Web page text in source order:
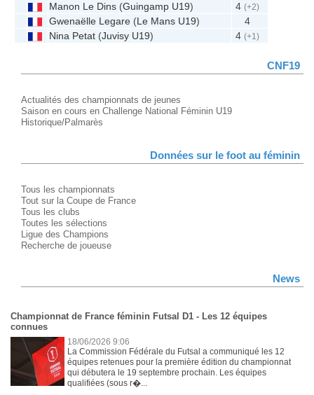
Manon Le Dins (Guingamp U19) 4(+2)
Gwenaëlle Legare (Le Mans U19)
4
Nina Petat (Juvisy U19) 4(+1)
CNF19
Actualités des championnats de jeunes
Saison en cours en Challenge National Féminin U19
Historique/Palmarès
Données sur le foot au féminin
Tous les championnats
Tout sur la Coupe de France
Tous les clubs
Toutes les sélections
Ligue des Champions
Recherche de joueuse
News
Championnat de France féminin Futsal D1 - Les 12 équipes
connues
18/06/2026 9:06
La Commission Fédérale du Futsal a communiqué les 12
équipes retenues pour la première édition du championnat
qui débutera le 19 septembre prochain. Les équipes
qualifiées (sous r�...